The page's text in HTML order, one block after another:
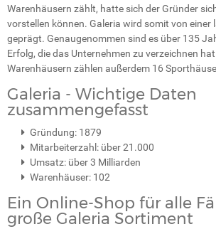
Warenhäusern zählt, hatte sich der Gründer
vorstellen können. Galeria wird somit von einer
geprägt. Genaugenommen sind es über 135
Erfolg, die das Unternehmen zu verzeichnen
Warenhäusern zählen außerdem 16
Galeria - Wichtige Daten
zusammengefasst
Gründung: 1879
Mitarbeiterzahl: über 21.000
Umsatz: über 3 Milliarden
Warenhäuser: 102
Ein Online-Shop für alle
große Galeria Sortiment